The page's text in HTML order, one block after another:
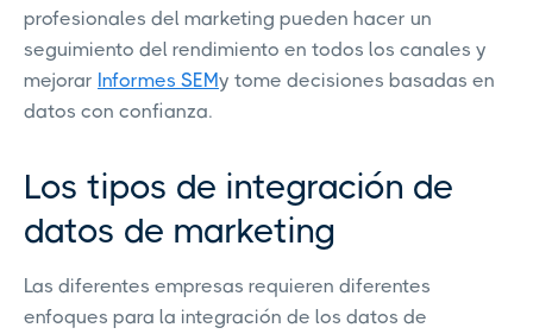
profesionales del marketing pueden hacer un
seguimiento del rendimiento en todos los canales y
mejorar Informes SEMy tome decisiones basadas en
datos con confianza.
Los tipos de integración de
datos de marketing
Las diferentes empresas requieren diferentes
enfoques para la integración de los datos de